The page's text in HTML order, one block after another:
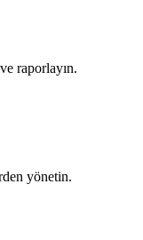
raporlayın.
yönetin.